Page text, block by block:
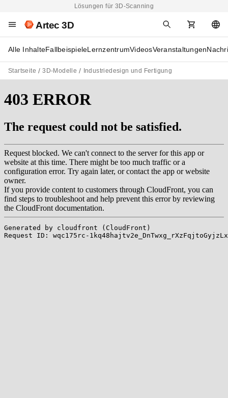
Lösungen für 3D-Scanning
Artec 3D
Alle InhalteFallbeispieleLernzentrumVideosVeranstaltungen
Startseite 3D-Modelle Industriedesign und Fertigung